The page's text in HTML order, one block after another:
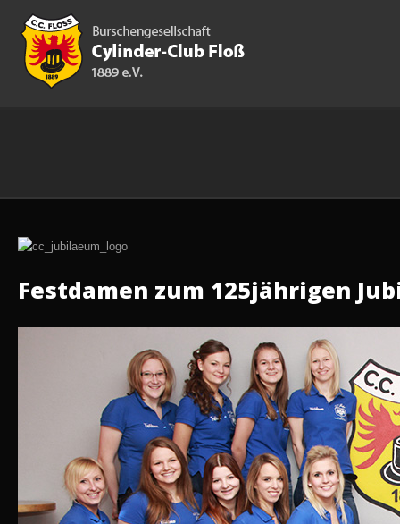
Festdamen zum 125jährigen